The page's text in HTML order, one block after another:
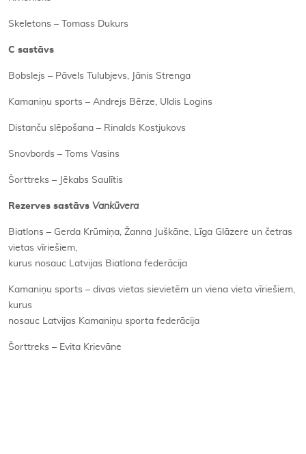
Skeletons – Tomass Dukurs
C sastāvs
Bobslejs – Pāvels Tulubjevs, Jānis Strenga
Kamaniņu sports – Andrejs Bērze, Uldis Logins
Distanču slēpošana – Rinalds Kostjukovs
Snovbords – Toms Vasins
Šorttreks – Jēkabs Saulītis
Rezerves sastāvs Vankūvera
Biatlons – Gerda Krūmiņa, Žanna Juškāne, Līga Glāzere un četras
vietas vīriešiem,
kurus nosauc Latvijas Biatlona federācija
Kamaniņu sports – divas vietas sievietēm un viena vieta vīriešiem,
kurus
nosauc Latvijas Kamaniņu sporta federācija
Šorttreks – Evita Krievāne